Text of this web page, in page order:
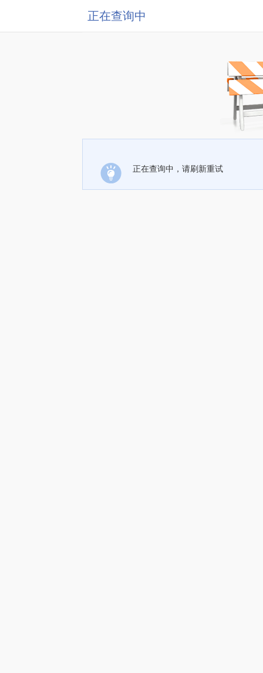
正在查询中
正在查询中，请刷新重试